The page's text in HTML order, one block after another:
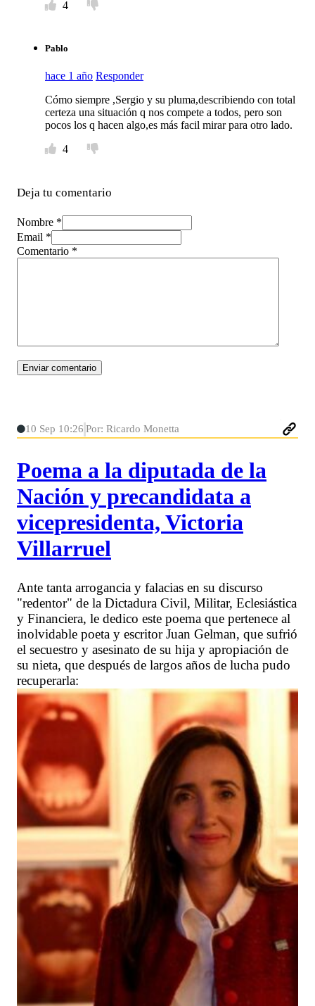
4
Pablo
hace 1 año Responder
Cómo siempre ,Sergio y su pluma,describiendo con total
certeza una situación q nos compete a todos, pero son
pocos los q hacen algo,es más facil mirar para otro lado.
4
Deja tu comentario
Nombre *
Email *
Comentario *
10 Sep 10:26 Por: Ricardo Monetta
Poema a la diputada de la
Nación y precandidata a
vicepresidenta, Victoria
Villarruel
Ante tanta arrogancia y falacias en su discurso
"redentor" de la Dictadura Civil, Militar, Eclesiástica
y Financiera, le dedico este poema que pertenece al
inolvidable poeta y escritor Juan Gelman, que sufrió
el secuestro y asesinato de su hija y apropiación de
su nieta, que después de largos años de lucha pudo
recuperarla: